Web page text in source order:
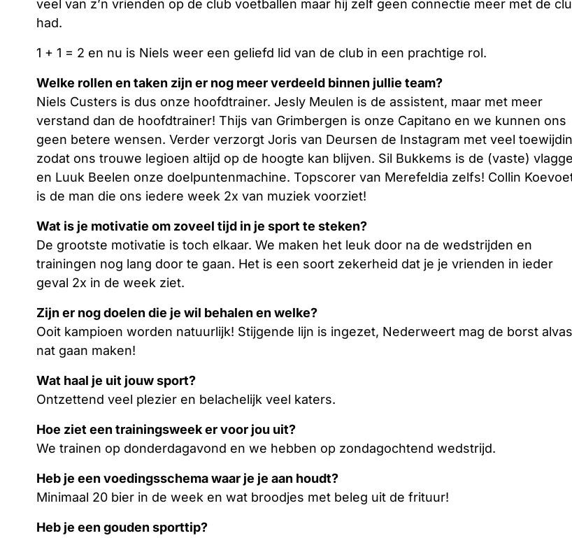
veel van z’n vrienden op de club voetballen maar hij zelf geen connectie meer met de
had.
1 + 1 = 2 en nu is Niels weer een geliefd lid van de club in een prachtige rol.
Welke rollen en taken zijn er nog meer verdeeld binnen jullie team?
Niels Custers is dus onze hoofdtrainer. Jesly Meulen is de assistent, maar met meer
verstand dan de hoofdtrainer! Thijs van Grimbergen is onze Capitano en we kunnen ons
geen betere wensen. Verder verzorgt Joris van Deursen de Instagram met veel
zodat ons trouwe legioen altijd op de hoogte kan blijven. Sil Bukkems is de (vaste)
en Luuk Beelen onze doelpuntenmachine. Topscorer van Merefeldia zelfs! Collin
is de man die ons iedere week 2x van muziek voorziet!
Wat is je motivatie om zoveel tijd in je sport te steken?
De grootste motivatie is toch elkaar. We maken het leuk door na de wedstrijden en
trainingen nog lang door te gaan. Het is een soort zekerheid dat je je vrienden in ieder
geval 2x in de week ziet.
Zijn er nog doelen die je wil behalen en welke?
Ooit kampioen worden natuurlijk! Stijgende lijn is ingezet, Nederweert mag de borst
nat gaan maken!
Wat haal je uit jouw sport?
Ontzettend veel plezier en belachelijk veel katers.
Hoe ziet een trainingsweek er voor jou uit?
We trainen op donderdagavond en we hebben op zondagochtend wedstrijd.
Heb je een voedingsschema waar je je aan houdt?
Minimaal 20 bier in de week en wat broodjes met beleg uit de frituur!
Heb je een gouden sporttip?